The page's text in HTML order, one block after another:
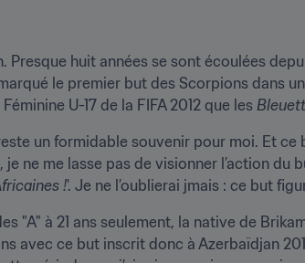
Presque huit années se sont écoulées
le premier but des Scorpions dans
U-17 de la FIFA 2012 que les
un formidable souvenir pour moi. Et
ne me lasse pas de visionner l’action du
!'. Je ne l’oublierai jmais : ce but
"A" à 21 ans seulement, la native de
avec ce but inscrit donc à Azerbaïdjan